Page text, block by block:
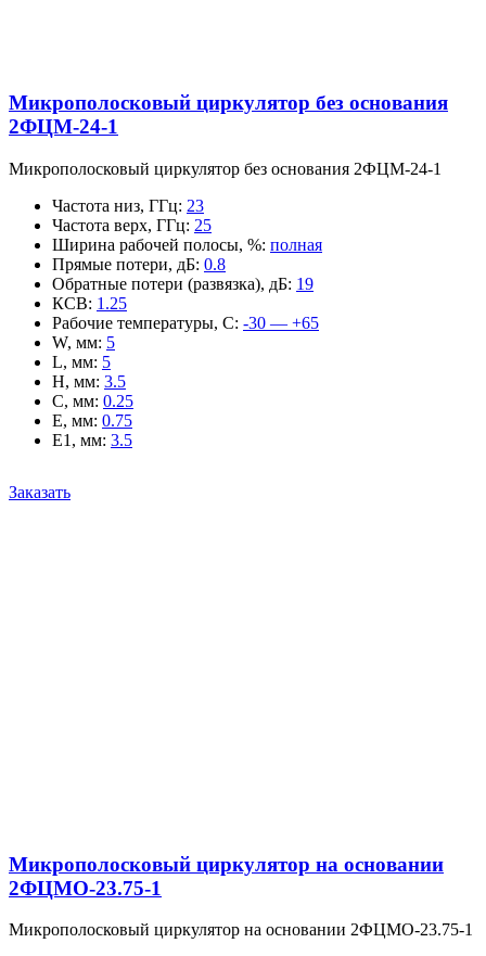
Микрополосковый циркулятор без основания
2ФЦМ-24-1
Микрополосковый циркулятор без основания 2ФЦМ-24-1
Частота низ, ГГц: 23
Частота верх, ГГц: 25
Ширина рабочей полосы, %: полная
Прямые потери, дБ: 0.8
Обратные потери (развязка), дБ: 19
КСВ: 1.25
Рабочие температуры, С: -30 — +65
W, мм: 5
L, мм: 5
H, мм: 3.5
C, мм: 0.25
E, мм: 0.75
E1, мм: 3.5
Заказать
Микрополосковый циркулятор на основании
2ФЦМО-23.75-1
Микрополосковый циркулятор на основании 2ФЦМО-23.75-1